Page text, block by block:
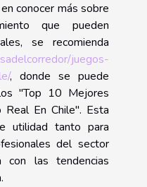
conocer más sobre
que pueden
se recomienda
juegos-
, donde se puede
"Top 10 Mejores
Real En Chile". Esta
utilidad tanto para
del sector
las tendencias